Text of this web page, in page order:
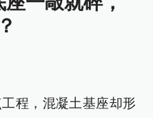
程，混凝土基座却形